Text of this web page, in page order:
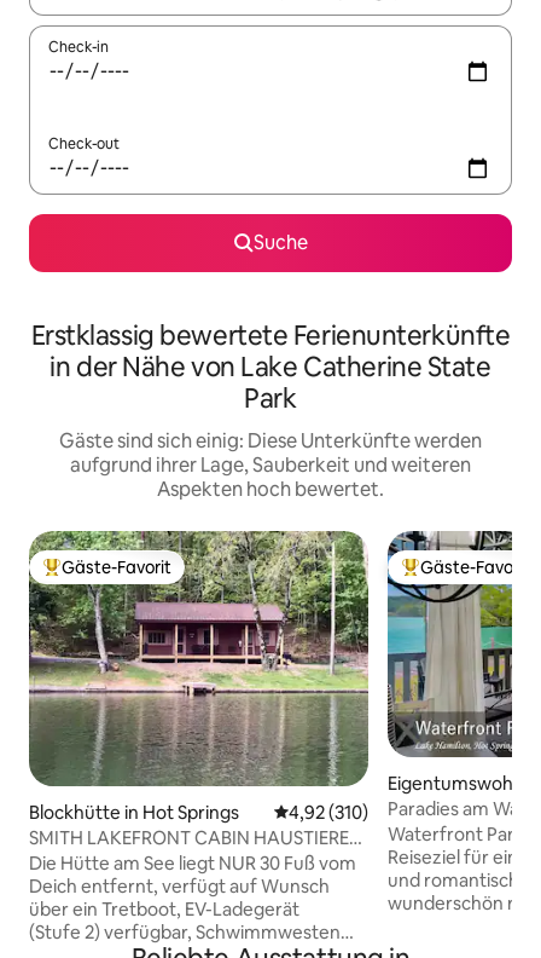
Check-in
Check-out
Suche
Erstklassig bewertete Ferienunterkünfte
in der Nähe von Lake Catherine State
Park
Gäste sind sich einig: Diese Unterkünfte werden
aufgrund ihrer Lage, Sauberkeit und weiteren
Aspekten hoch bewertet.
Beliebter Gäste-Favorit.
Gäste-Favorit
Blockhütte in Hot Springs Durchschnittliche Bewertung:
4,92 (310)
SMITH LAKEFRONT CABIN HAUSTIERE
WILLKOMMEN (gegen geringe Gebühr)
Die Hütte am See liegt NUR 30 Fuß vom
Deich entfernt, verfügt auf Wunsch
über ein Tretboot, EV-Ladegerät
(Stufe 2) verfügbar, Schwimmwesten
Beliebter Gäste-
Gäste-Favorit
Springs
Paradies am
Waterfront
Reiseziel für
und
wunderschön
Schlafzimmer